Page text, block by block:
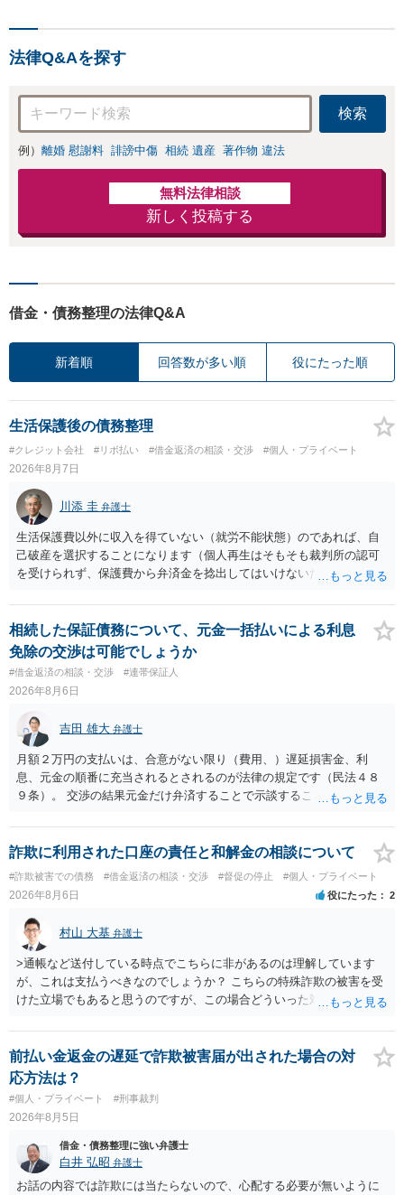
しい地域の皆さまも、
休日対応可】
法律Q&Aを探す
検索
例） 離婚 慰謝料 誹謗中傷 相続 遺産 著作物 違法
無料法律相談
新しく投稿する
借金・債務整理の法律Q&A
新着順 回答数が多い順 役にたった順
生活保護後の債務整理
#クレジット会社 #リボ払い #借金返済の相談・交渉 #個人・プライベート
2026年8月7日
川添 圭 弁護士
生活保護費以外に収入を得ていない（就労不能状態）のであれば、自
己破産を選択することになります（個人再生はそもそも裁判所の認可
を受けられず、保護費から弁済金を捻出してはいけないため任意整理
士費用は法テラスが負担し、裁判所の予納金等も法テラスが援助して
くれるため、弁護士へ自己破産を任せれば解決します。
相続した保証債務について、元金一括払いによる利息
免除の交渉は可能でしょうか
#借金返済の相談・交渉 #連帯保証人
2026年8月6日
吉田 雄大 弁護士
月額２万円の支払いは、合意がない限り（費用、）遅延損害金、利
息、元金の順番に充当されるとされるのが法律の規定です（民法４８
９条）。 交渉の結果元金だけ弁済することで示談することは、弁護士
ることには消極的なことが多いものの、お近くの弁護士にご依頼しチ
ャレンジなさる意義は十分にあると思います。
詐欺に利用された口座の責任と和解金の相談について
#詐欺被害での債務 #借金返済の相談・交渉 #督促の停止 #個人・プライベート
2026年8月6日 役にたった 2
村山 大基 弁護士
>通帳など送付している時点でこちらに非があるのは理解しています
が、これは支払うべきなのでしょうか？ こちらの特殊詐欺の被害を受
けた立場でもあると思うのですが、この場合どういった対処が必要で
がいいとは思います。 そもそも、特殊詐欺関係なく旦那さんの行為
は法に触れる可能性もあります。 ＞100万を支払わず穏便に和解する
ことは可能でしょうか？ →一般的には難しいです。相談者さんも１０
０万円の被害を受けたとして、１円も払わないで和解したいと言われ
たら、 できるだけ重い刑罰を与えて欲しい、と思われるのではない
でしょうか。 ＞弁護士さんに入ってもらうことで支払額が下がること
はありますか？ そこはあり得ます、ただ、弁護士費用かけるならその
分賠償に回すことも考えられるので、 兼ね合いは考えてみましょう。
前払い金返金の遅延で詐欺被害届が出された場合の対
応方法は？
#個人・プライベート #刑事裁判
2026年8月5日
借金・債務整理に強い弁護士
白井 弘昭 弁護士
お話の内容では詐欺には当たらないので、心配する必要が無いように